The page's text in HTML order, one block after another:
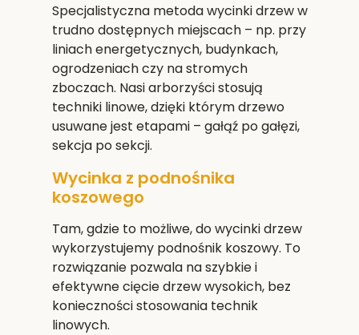
Specjalistyczna metoda wycinki drzew w
trudno dostępnych miejscach – np. przy
liniach energetycznych, budynkach,
ogrodzeniach czy na stromych
zboczach. Nasi arborzyści stosują
techniki linowe, dzięki którym drzewo
usuwane jest etapami – gałąź po gałęzi,
sekcja po sekcji.
Wycinka z podnośnika
koszowego
Tam, gdzie to możliwe, do wycinki drzew
wykorzystujemy podnośnik koszowy. To
rozwiązanie pozwala na szybkie i
efektywne cięcie drzew wysokich, bez
konieczności stosowania technik
linowych.